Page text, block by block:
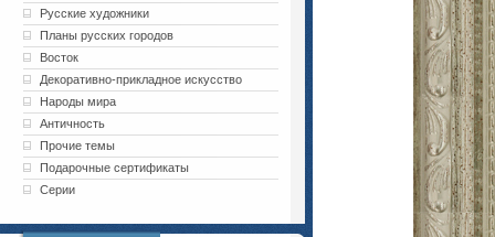
Русские художники
Планы русских городов
Восток
Декоративно-прикладное искусство
Народы мира
Античность
Прочие темы
Подарочные сертификаты
Серии